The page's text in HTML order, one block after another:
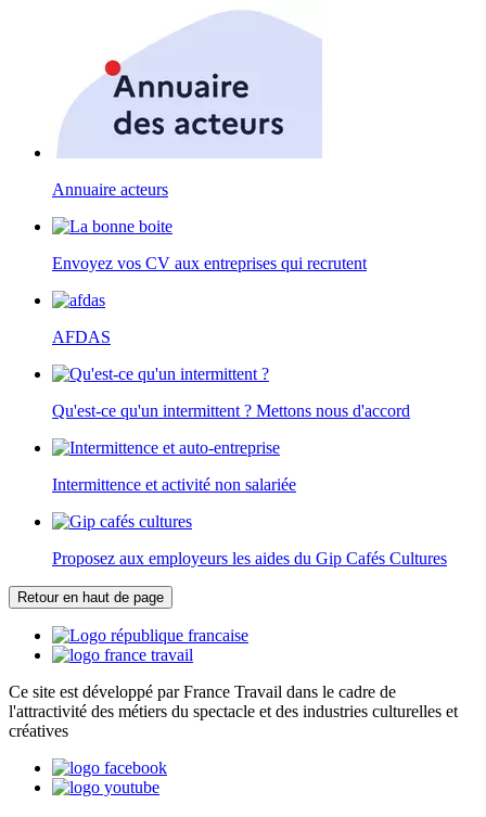
Annuaire acteurs
Envoyez vos CV aux entreprises qui recrutent
AFDAS
Qu'est-ce qu'un intermittent ? Mettons nous d'accord
Intermittence et activité non salariée
Proposez aux employeurs les aides du Gip Cafés Cultures
Retour en haut de page
Ce site est développé par France Travail dans le cadre de
l'attractivité des métiers du spectacle et des industries culturelles et
créatives